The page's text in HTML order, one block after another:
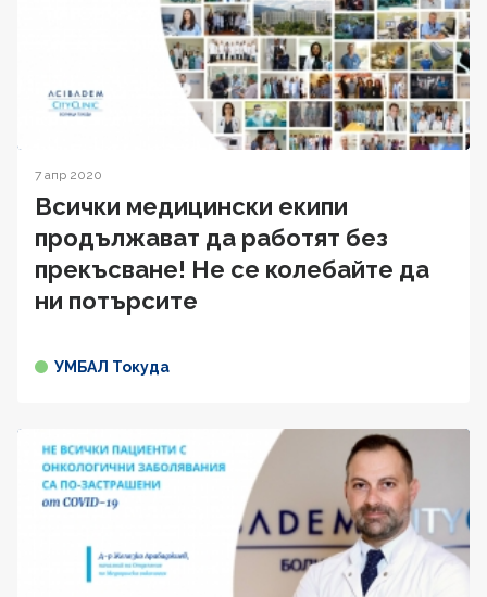
7 апр 2020
Всички медицински екипи
продължават да работят без
прекъсване! Не се колебайте да
ни потърсите
УМБАЛ Токуда